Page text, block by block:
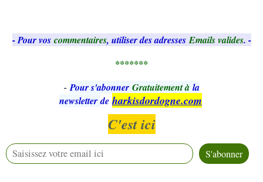
- Pour vos commentaires, utiliser des adressesEmails valides. -
*******
- Pour s'abonner Gratuitement à la
newsletter de harkisdordogne.com
C'est ici